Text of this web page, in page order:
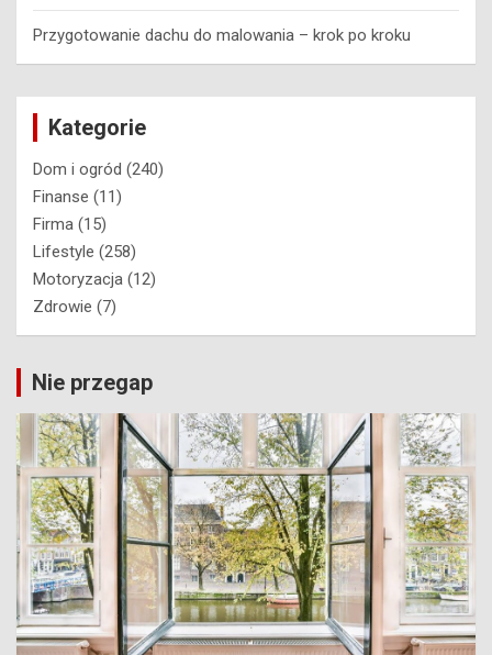
Przygotowanie dachu do malowania – krok po kroku
Kategorie
Dom i ogród (240)
Finanse (11)
Firma (15)
Lifestyle (258)
Motoryzacja (12)
Zdrowie (7)
Nie przegap